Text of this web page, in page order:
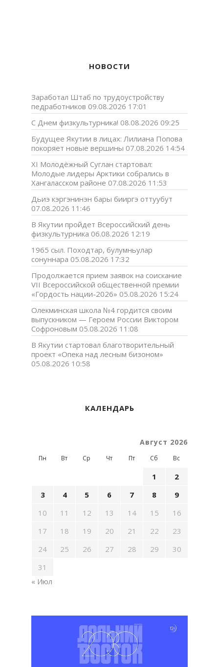
НОВОСТИ
Заработал Штаб по трудоустройству
педработников 09.08.2026 17:01
С Днем физкультурника! 08.08.2026 09:25
Будущее Якутии в лицах: Лилиана Попова
покоряет новые вершины 07.08.2026 14:54
XI Молодёжный Суглан стартовал:
Молодые лидеры Арктики собрались в
Хангаласском районе 07.08.2026 11:53
Дьиэ кэргэнинэн бары бииргэ оттуубут
07.08.2026 11:46
В Якутии пройдет Всероссийский день
физкультурника 06.08.2026 12:19
1965 сыл. Походтар, булумньулар
сонуннара 05.08.2026 17:32
Продолжается прием заявок на соискание
VII Всероссийской общественной премии
«Гордость нации-2026» 05.08.2026 15:24
Олекминская школа №4 гордится своим
выпускником — Героем России Виктором
Софроновым 05.08.2026 11:08
В Якутии стартовал благотворительный
проект «Опека над лесным бизоном»
05.08.2026 10:58
КАЛЕНДАРЬ
Август 2026
Пн Вт Ср Чт Пт Сб Вс
1
2
3
4 5 6 7 8
9
10
11 12 13 14 15
16
17
18 19 20 21 22
23
24
25 26 27 28 29
30
31
« Июл